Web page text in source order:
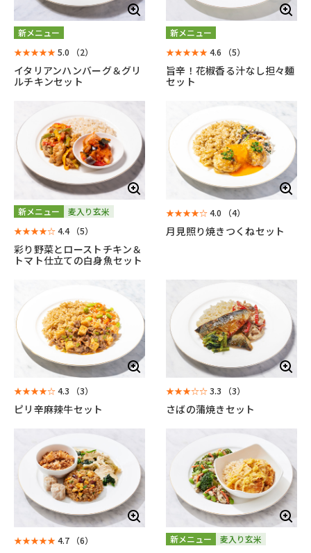
新メニュー
★★★★★5.0 （2）
イタリアンハンバーグ＆グリ
ルチキンセット
新メニュー
★★★★★4.6 （5）
旨辛！花椒香る汁なし担々麺
セット
新メニュー
麦入り玄米
★★★★☆4.4 （5）
彩り野菜とローストチキン＆
トマト仕立ての白身魚セット
★★★★☆4.0 （4）
月見照り焼きつくねセット
★★★★☆4.3 （3）
ピリ辛麻辣牛セット
★★★☆☆3.3 （3）
さばの蒲焼きセット
★★★★★4.7 （6） 新メニュー
麦入り玄米